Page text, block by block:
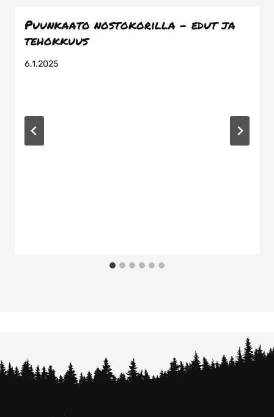
Puunkaato nostokorilla – edut ja
tehokkuus
6.1.2025